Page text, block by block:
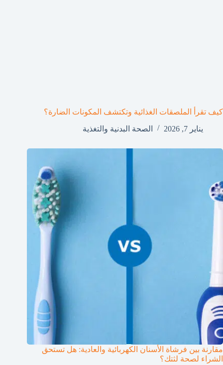
كيف تقرأ الملصقات الغذائية وتكتشف المكونات الضارة؟
يناير 7, 2026
الصحة البدنية والتغذية
مقارنة بين فرشاة الأسنان الكهربائية والعادية: هل تستحق
الشراء لصحة لثتك؟